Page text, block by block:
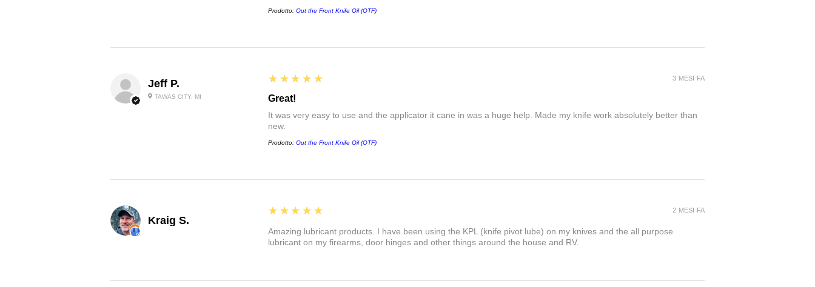
Prodotto: Out the Front Knife Oil (OTF)
Jeff P.
TAWAS CITY, MI
5
★★★★★
Great!
It was very easy to use and the applicator it cane in was a huge help. Made my knife work absolutely better than
new.
Prodotto: Out the Front Knife Oil (OTF)
3 MESI FA
Kraig S.
5
★★★★★
Amazing lubricant products. I have been using the KPL (knife pivot lube) on my knives and the all purpose
lubricant on my firearms, door hinges and other things around the house and RV.
2 MESI FA